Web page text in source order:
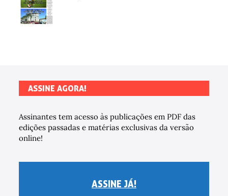
ASSINE AGORA!
Assinantes tem acesso às publicações em PDF das
edições passadas e matérias exclusivas da versão
online!
ASSINE JÁ!